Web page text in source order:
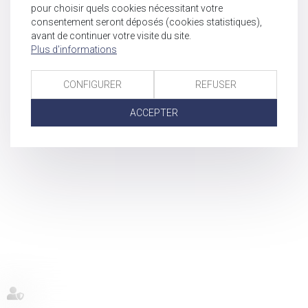
pour choisir quels cookies nécessitant votre
consentement seront déposés (cookies statistiques),
avant de continuer votre visite du site.
Plus d'informations
CONFIGURER REFUSER
ACCEPTER